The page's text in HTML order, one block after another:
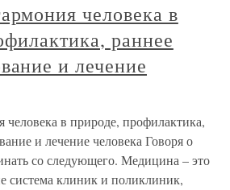
человека в
раннее
и лечение
в природе, профилактика,
и лечение человека Говоря о
со следующего. Медицина – это
система клиник и поликлиник,